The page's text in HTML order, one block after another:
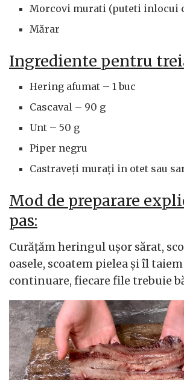
Morcovi murati (puteti inlocui
Mărar
Ingrediente pentru
Hering afumat – 1 buc
Cascaval – 90 g
Unt – 50 g
Piper negru
Castraveți murați in otet sau
Mod de preparare
pas:
Curățăm heringul ușor sărat,
oasele, scoatem pielea și îl
continuare, fiecare file trebuie